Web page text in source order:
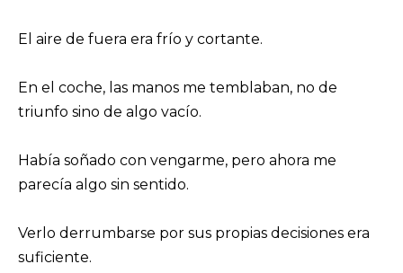
El aire de fuera era frío y cortante.
En el coche, las manos me temblaban, no de
triunfo sino de algo vacío.
Había soñado con vengarme, pero ahora me
parecía algo sin sentido.
Verlo derrumbarse por sus propias decisiones era
suficiente.